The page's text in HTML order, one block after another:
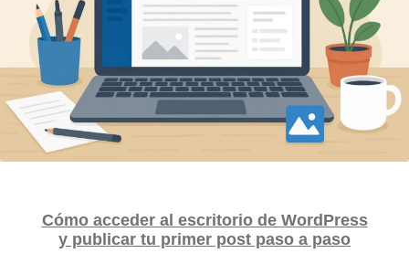
Cómo acceder al escritorio de WordPress
y publicar tu primer post paso a paso